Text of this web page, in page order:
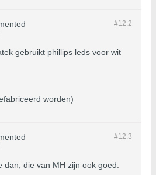
#12.2
gebruikt phillips leds voor wit
worden)
#12.3
die van MH zijn ook goed.